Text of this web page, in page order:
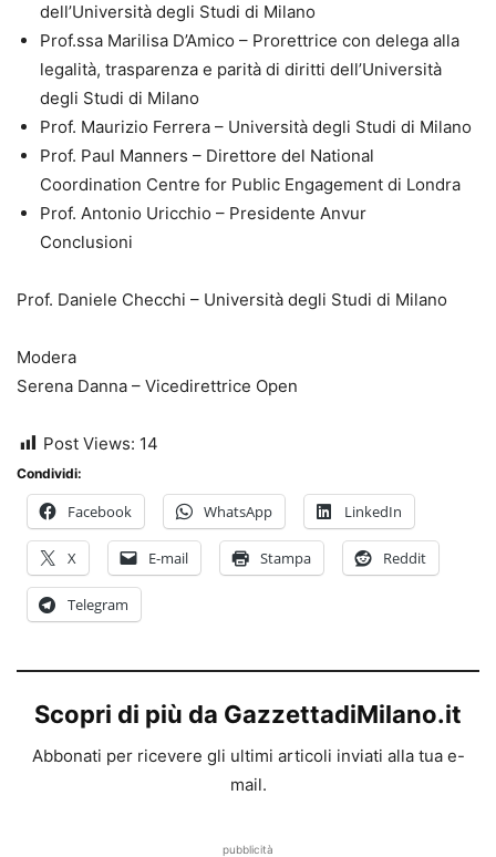
dell’Università degli Studi di Milano
Prof.ssa Marilisa D’Amico – Prorettrice con delega alla
legalità, trasparenza e parità di diritti dell’Università
degli Studi di Milano
Prof. Maurizio Ferrera – Università degli Studi di Milano
Prof. Paul Manners – Direttore del National
Coordination Centre for Public Engagement di Londra
Prof. Antonio Uricchio – Presidente Anvur
Conclusioni
Prof. Daniele Checchi – Università degli Studi di Milano
Modera
Serena Danna – Vicedirettrice Open
Post Views: 14
Condividi:
Facebook WhatsApp LinkedIn
X E-mail Stampa Reddit
Telegram
Scopri di più da GazzettadiMilano.it
Abbonati per ricevere gli ultimi articoli inviati alla tua e-
mail.
pubblicità